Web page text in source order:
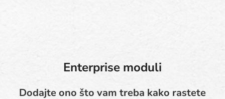
Enterprise moduli
Dodajte ono što vam treba kako rastete